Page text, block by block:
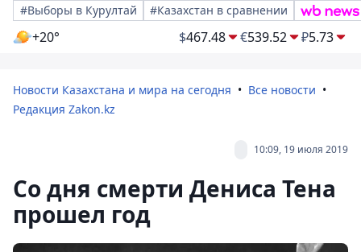
#Выборы в Курултай
#Казахстан в сравнении
+20° $467.48 €539.52 ₽5.73
Новости Казахстана и мира на сегодня
Все новости
Редакция Zakon.kz
10:09, 19 июля 2019
Со дня смерти Дениса Тена
прошел год